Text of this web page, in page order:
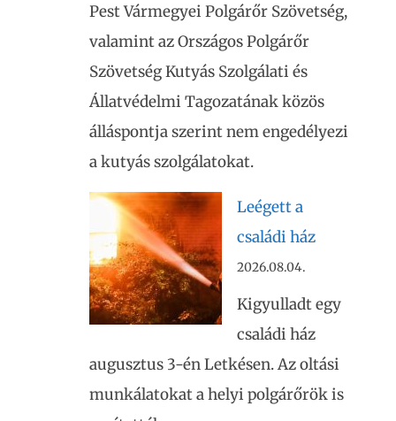
Pest Vármegyei Polgárőr Szövetség,
valamint az Országos Polgárőr
Szövetség Kutyás Szolgálati és
Állatvédelmi Tagozatának közös
álláspontja szerint nem engedélyezi
a kutyás szolgálatokat.
Leégett a
családi ház
2026.08.04.
Kigyulladt egy
családi ház
augusztus 3-én Letkésen. Az oltási
munkálatokat a helyi polgárőrök is